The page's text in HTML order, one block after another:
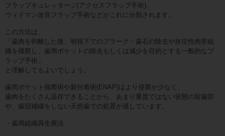
フラップキュレッタージ(アクセスフラップ手術)、
ウィドマン改良フラップ手術などがこれに分類されます。
この方法は、
「歯肉を剥離した後、明視下でのプラーク・歯石の除去や炎症性肉芽組
織を掻爬し、歯周ポケットの除去もしくは減少を目的とする一般的なプ
ラップ手術」
と理解してもよいでしょう。
歯周ポケット掻爬術や新付着術(ENAP)はより侵襲が少なく、
歯肉をたくさん温存できることから、あまり重度ではない状態の前歯部
や、歯冠補綴をしない天然歯での処置が適しています。
・歯周組織再生療法